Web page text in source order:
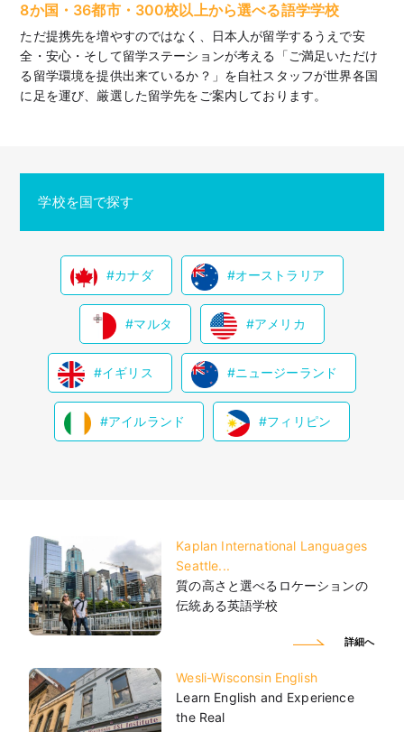
8か国・36都市・300校以上から選べる語学学校
ただ提携先を増やすのではなく、日本人が留学するうえで安
全・安心・そして留学ステーションが考える「ご満足いただけ
る留学環境を提供出来ているか？」を自社スタッフが世界各国
に足を運び、厳選した留学先をご案内しております。
学校を国で探す
カナダ オーストラリア
マルタ アメリカ
イギリス ニュージーランド
アイルランド フィリピン
Kaplan International Languages
Seattle...
質の高さと選べるロケーションの
伝統ある英語学校
詳細へ
Wesli-Wisconsin English
Learn English and Experience
the Real